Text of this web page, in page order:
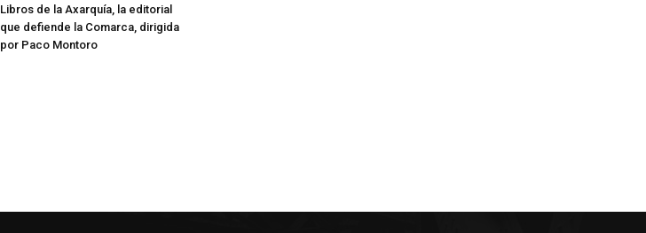
Libros de la Axarquía, la editorial
que defiende la Comarca, dirigida
por Paco Montoro